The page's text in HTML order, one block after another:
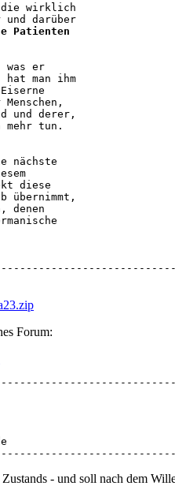
wirklich
darüber
Patienten
was er
man ihm
und derer,
mehr tun.
nächste
diese
übernimmt,
denen
Forum:
- und soll nach dem